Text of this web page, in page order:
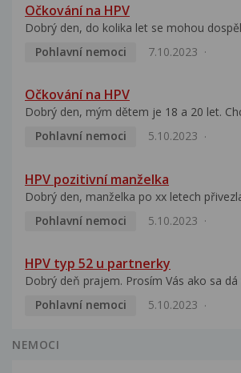
Očkování na HPV
Dobrý den, do kolika let se mohou
Pohlavní nemoci
7.10.2023
Očkování na HPV
Dobrý den, mým dětem je 18 a 20 let.
Pohlavní nemoci
5.10.2023
HPV pozitivní manželka
Dobrý den, manželka po xx letech
Pohlavní nemoci
5.10.2023
HPV typ 52 u partnerky
Dobrý deň prajem. Prosím Vás ako sa dá
Pohlavní nemoci
5.10.2023
NEMOCI